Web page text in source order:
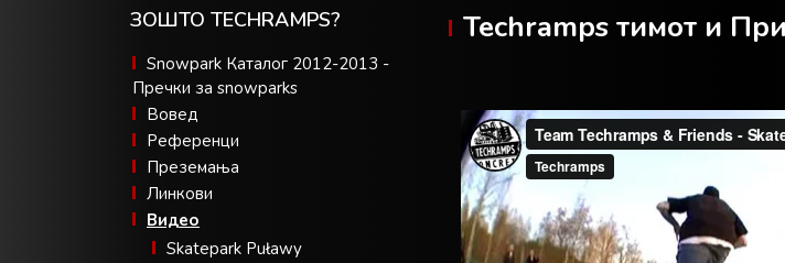
ЗОШТО TECHRAMPS?
Snowpark Каталог 2012-2013 -
Пречки за snowparks
Вовед
Референци
Преземања
Линкови
Видео
Skatepark Puławy
Techramps тимот и